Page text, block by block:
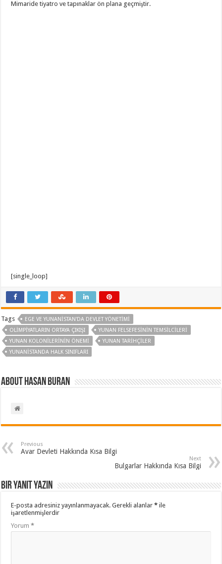
Mimaride tiyatro ve tapınaklar ön plana geçmiştir.
[single_loop]
Tags
EGE VE YUNANISTAN'DA DEVLET YÖNETIMI
OLIMPIYATLARIN ORTAYA ÇIKIŞI
YUNAN FELSEFESININ TEMSILCILERI
YUNAN KOLONILERININ ÖNEMI
YUNAN TARIHÇILER
YUNANISTANDA HALK SINIFLARI
About Hasan BURAN
Previous
Avar Devleti Hakkında Kısa Bilgi
Next
Bulgarlar Hakkında Kısa Bilgi
Bir yanıt yazın
E-posta adresiniz yayınlanmayacak. Gerekli alanlar* ile
işaretlenmişlerdir
Yorum*